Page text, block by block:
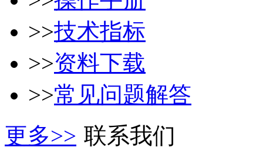
>>技术指标
>>资料下载
>>常见问题解答
更多>> 联系我们